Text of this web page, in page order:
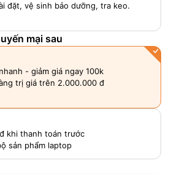
đặt, vệ sinh bảo dưỡng, tra keo.
mại sau
- giảm giá ngay 100k
trị giá trên 2.000.000 đ
khi thanh toán trước
sản phẩm laptop